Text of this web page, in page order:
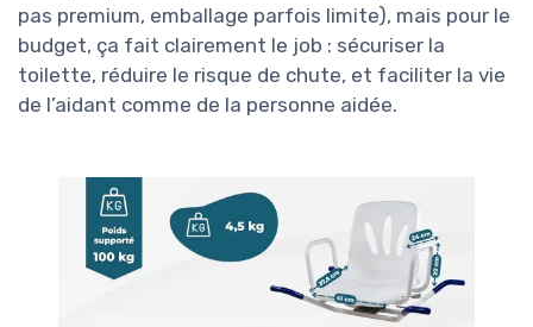
pas premium, emballage parfois limite), mais pour le
budget, ça fait clairement le job : sécuriser la
toilette, réduire le risque de chute, et faciliter la vie
de l’aidant comme de la personne aidée.